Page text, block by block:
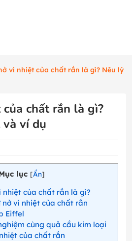
vì nhiệt của chất rắn là gì? Nêu lý
chất rắn là gì?
ví dụ
lục [Ẩn]
nhiệt của chất rắn là gì?
vì nhiệt của chất rắn
Eiffel
cùng quả cầu kim loại
của chất rắn